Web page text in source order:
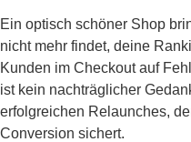
Ein optisch schöner Shop
nicht mehr findet, deine
Kunden im Checkout auf
ist kein nachträglicher
erfolgreichen Relaunches,
Conversion sichert.